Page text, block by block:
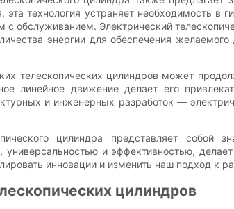
технология устраняет необходимость в
Электрический
энергии для обеспечения
телескопических цилиндров может
линейное движение делает его
и инженерных разработок —
цилиндра представляет собой
и эффективностью,
инновации и изменить наш подход к
цилиндров